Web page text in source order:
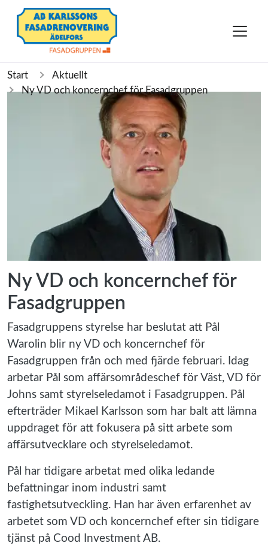
Start
Aktuellt
Ny VD och koncernchef för Fasadgruppen
Ny VD och koncernchef för
Fasadgruppen
Fasadgruppens styrelse har beslutat att Pål
Warolin blir ny VD och koncernchef för
Fasadgruppen från och med fjärde februari. Idag
arbetar Pål som affärsområdeschef för Väst, VD för
Johns samt styrelseledamot i Fasadgruppen. Pål
efterträder Mikael Karlsson som har balt att lämna
uppdraget för att fokusera på sitt arbete som
affärsutvecklare och styrelseledamot.
Pål har tidigare arbetat med olika ledande
befattningar inom industri samt
fastighetsutveckling. Han har även erfarenhet av
arbetet som VD och koncernchef efter sin tidigare
tjänst på Cood Investment AB.